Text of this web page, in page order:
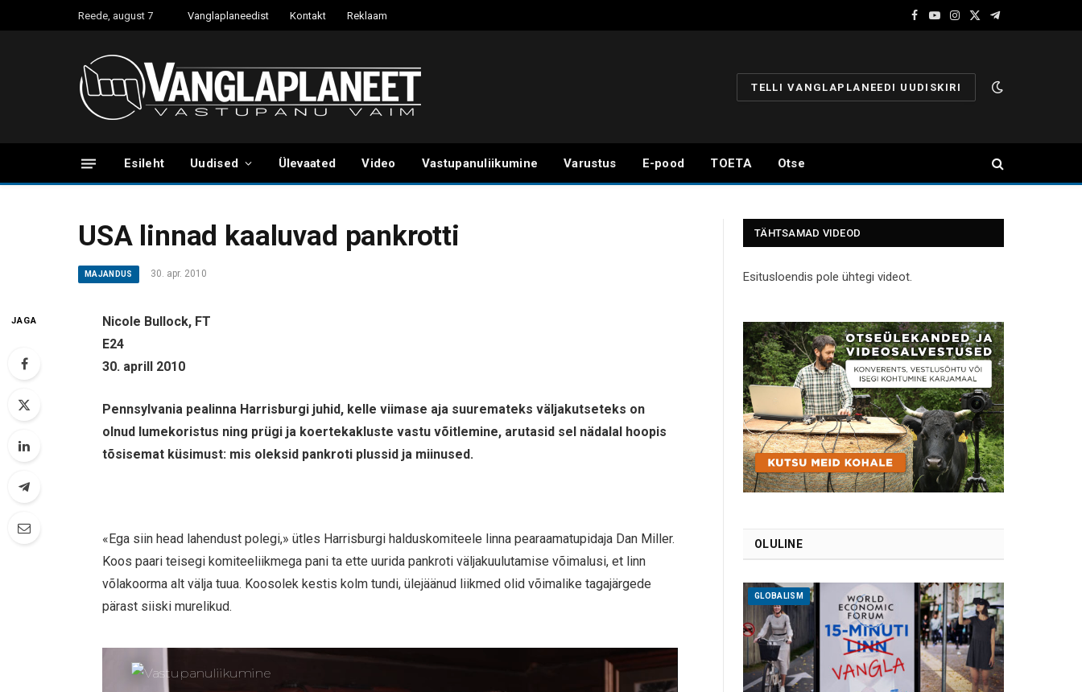
Reede, august 7 Vanglaplaneedist Kontakt Reklaam
Facebook
YouTube
Instagram
X
Telegram
TELLI VANGLAPLANEEDI UUDISKIRI
Esileht Uudised Ülevaated Video Vastupanuliikumine Varustus E-pood TOETA Otse
USA linnad kaaluvad pankrotti
MAJANDUS 30. apr. 2010
JAGA
Nicole Bullock, FT
E24
30. aprill 2010
Pennsylvania pealinna Harrisburgi juhid, kelle viimase aja suuremateks väljakutseteks on
olnud lumekoristus ning prügi ja koertekakluste vastu võitlemine, arutasid sel nädalal hoopis
tõsisemat küsimust: mis oleksid pankroti plussid ja miinused.
«Ega siin head lahendust polegi,» ütles Harrisburgi halduskomiteele linna pearaamatupidaja Dan Miller.
Koos paari teisegi komiteeliikmega pani ta ette uurida pankroti väljakuulutamise võimalusi, et linn
võlakoorma alt välja tuua. Koosolek kestis kolm tundi, ülejäänud liikmed olid võimalike tagajärgede
pärast siiski murelikud.
TÄHTSAMAD VIDEOD
Esitusloendis pole ühtegi videot.
OLULINE
GLOBALISM